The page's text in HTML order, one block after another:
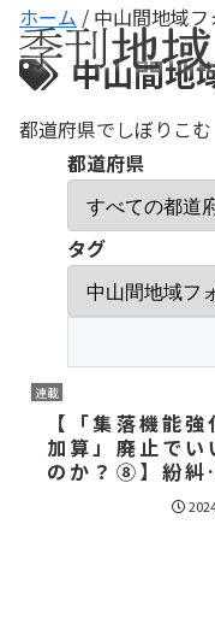
ホーム / 中山間地域
中山間地
都道府県でしぼりこむ
都道府県
タグ
連載
【「集落機能強
加算」廃止でい
のか？⑧】紛糾
た第11回第三者